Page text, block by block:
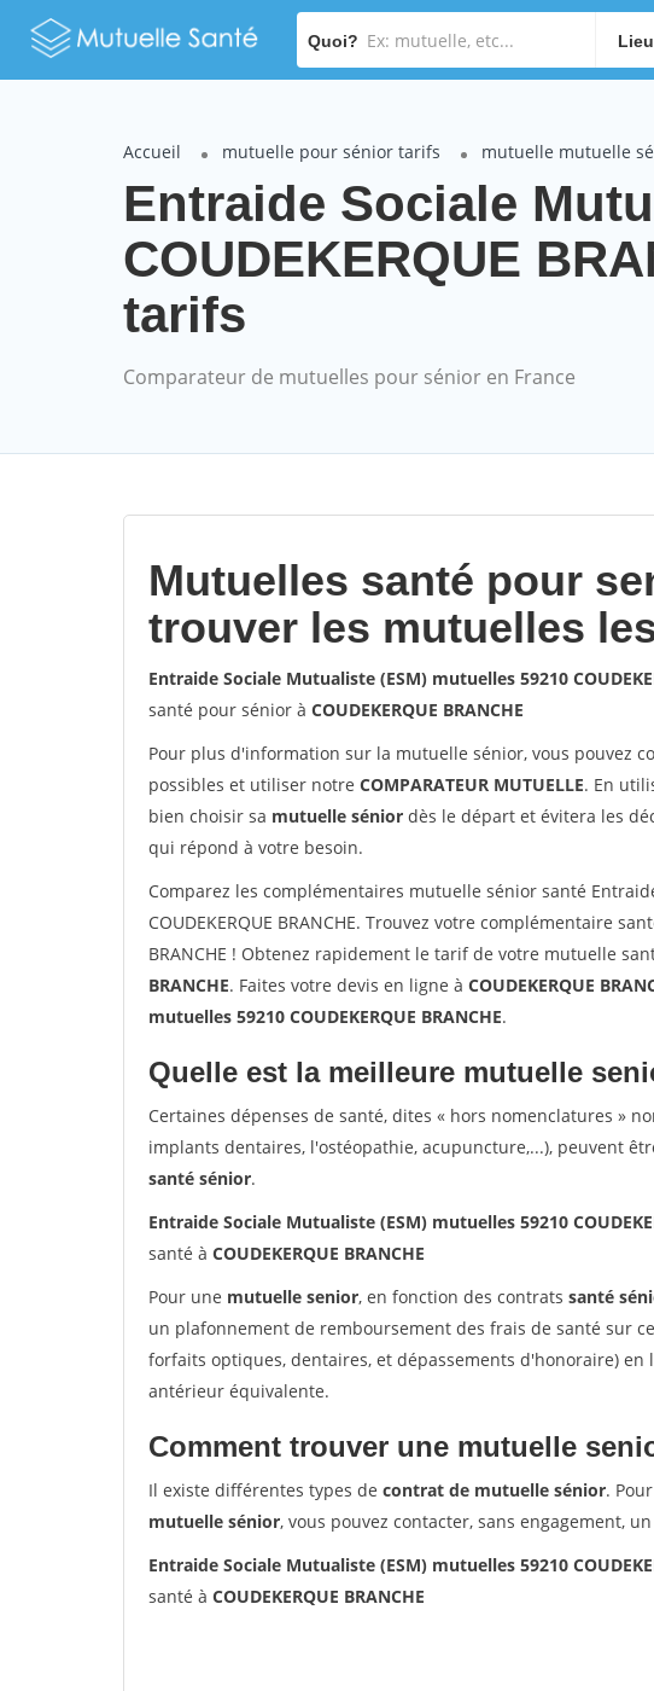
Quoi? Lieu
Accueil mutuelle pour sénior tarifs mutuelle mutuelle
Entraide Sociale
COUDEKERQUE
tarifs
Comparateur de mutuelles pour sénior en France
Mutuelles santé pour
trouver les mutuelles
Entraide Sociale Mutualiste (ESM) mutuelles 59210
santé pour sénior à COUDEKERQUE BRANCHE
Pour plus d'information sur la mutuelle sénior, vous pouvez
possibles et utiliser notre COMPARATEUR MUTUELLE. En
bien choisir sa mutuelle sénior dès le départ et évitera les
qui répond à votre besoin.
Comparez les complémentaires mutuelle sénior santé
COUDEKERQUE BRANCHE. Trouvez votre complémentaire
BRANCHE ! Obtenez rapidement le tarif de votre mutuelle
BRANCHE. Faites votre devis en ligne à COUDEKERQUE
mutuelles 59210 COUDEKERQUE BRANCHE.
Quelle est la meilleure mutuelle
Certaines dépenses de santé, dites « hors nomenclatures »
implants dentaires, l'ostéopathie, acupuncture,...), peuvent
santé sénior.
Entraide Sociale Mutualiste (ESM) mutuelles 59210
santé à COUDEKERQUE BRANCHE
Pour une mutuelle senior, en fonction des contrats santé
un plafonnement de remboursement des frais de santé sur
forfaits optiques, dentaires, et dépassements d'honoraire)
antérieur équivalente.
Comment trouver une mutuelle
Il existe différentes types de contrat de mutuelle sénior.
mutuelle sénior, vous pouvez contacter, sans engagement,
Entraide Sociale Mutualiste (ESM) mutuelles 59210
santé à COUDEKERQUE BRANCHE